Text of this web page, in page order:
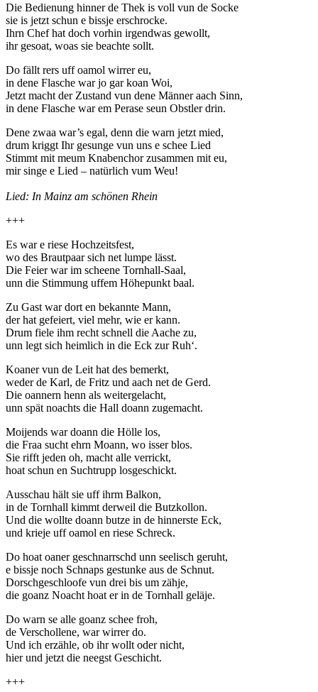
Die Bedienung hinner de Thek is voll vun de Socke
sie is jetzt schun e bissje erschrocke.
Ihrn Chef hat doch vorhin irgendwas gewollt,
ihr gesoat, woas sie beachte sollt.
Do fällt rers uff oamol wirrer eu,
in dene Flasche war jo gar koan Woi,
Jetzt macht der Zustand vun dene Männer aach Sinn,
in dene Flasche war em Perase seun Obstler drin.
Dene zwaa war’s egal, denn die warn jetzt mied,
drum kriggt Ihr gesunge vun uns e schee Lied
Stimmt mit meum Knabenchor zusammen mit eu,
mir singe e Lied – natürlich vum Weu!
Lied: In Mainz am schönen Rhein
+++
Es war e riese Hochzeitsfest,
wo des Brautpaar sich net lumpe lässt.
Die Feier war im scheene Tornhall-Saal,
unn die Stimmung uffem Höhepunkt baal.
Zu Gast war dort en bekannte Mann,
der hat gefeiert, viel mehr, wie er kann.
Drum fiele ihm recht schnell die Aache zu,
unn legt sich heimlich in die Eck zur Ruh‘.
Koaner vun de Leit hat des bemerkt,
weder de Karl, de Fritz und aach net de Gerd.
Die oannern henn als weitergelacht,
unn spät noachts die Hall doann zugemacht.
Moijends war doann die Hölle los,
die Fraa sucht ehrn Moann, wo isser blos.
Sie rifft jeden oh, macht alle verrickt,
hoat schun en Suchtrupp losgeschickt.
Ausschau hält sie uff ihrm Balkon,
in de Tornhall kimmt derweil die Butzkollon.
Und die wollte doann butze in de hinnerste Eck,
und krieje uff oamol en riese Schreck.
Do hoat oaner geschnarrschd unn seelisch geruht,
e bissje noch Schnaps gestunke aus de Schnut.
Dorschgeschloofe vun drei bis um zähje,
die goanz Noacht hoat er in de Tornhall geläje.
Do warn se alle goanz schee froh,
de Verschollene, war wirrer do.
Und ich erzähle, ob ihr wollt oder nicht,
hier und jetzt die neegst Geschicht.
+++